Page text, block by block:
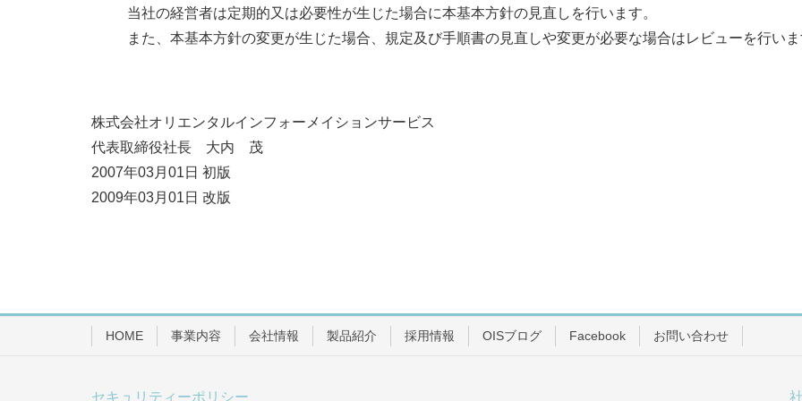
当社の経営者は定期的又は必要性が生じた場合に本基本方針の見直しを行います。
また、本基本方針の変更が生じた場合、規定及び手順書の見直しや変更が必要な場合はレビューを行いま
株式会社オリエンタルインフォーメイションサービス
代表取締役社長 大内 茂
2007年03月01日 初版
2009年03月01日 改版
HOME 事業内容 会社情報 製品紹介 採用情報 OISブログ Facebook お問い合わせ
セキュリティーポリシー